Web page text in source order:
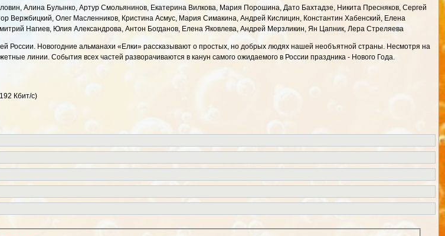
Алина Булынко, Артур Смольянинов, Екатерина Вилкова, Мария Порошина, Дато Бахтадзе, Никита Пресняков, Сергей
Вержбицкий, Олег Масленников, Кристина Асмус, Мария Симакина, Андрей Кислицин, Константин Хабенский, Елена
Нагиев, Юлия Александрова, Антон Богданов, Елена Яковлева, Андрей Мерзликин, Ян Цапник, Лера Стреляева
России. Новогодние альманахи «Елки» рассказывают о простых, но добрых людях нашей необъятной страны. Несмотря на
линии. События всех частей разворачиваются в канун самого ожидаемого в России праздника - Нового Года.
Кбит/с)